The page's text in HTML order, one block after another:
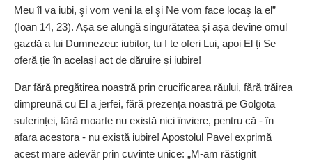
Meu îl va iubi, şi vom veni la el şi Ne vom face locaş la el”
(Ioan 14, 23). Așa se alungă singurătatea și așa devine omul
gazdă a lui Dumnezeu: iubitor, tu I te oferi Lui, apoi El ți Se
oferă ție în același act de dăruire și iubire!
Dar fără pregătirea noastră prin crucificarea răului, fără trăirea
dimpreună cu El a jerfei, fără prezența noastră pe Golgota
suferinței, fără moarte nu există nici înviere, pentru că - în
afara acestora - nu există iubire! Apostolul Pavel exprimă
acest mare adevăr prin cuvinte unice: „M‑am răstignit